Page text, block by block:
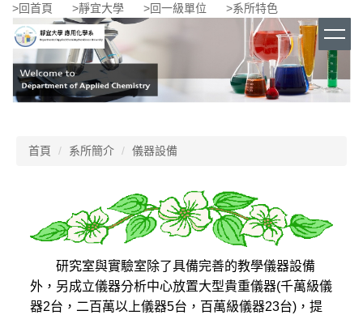
跳
到
主
要
內
容
>回首頁 >靜宜大學 >回一級單位 >系所特色
首頁 系所簡介 儀器設備
研究室與實驗室除了具備完善的教學儀器設備
外，另成立儀器分析中心放置大型貴重儀器(千萬級儀
器2台，二百萬以上儀器5台，百萬級儀器23台) ，提